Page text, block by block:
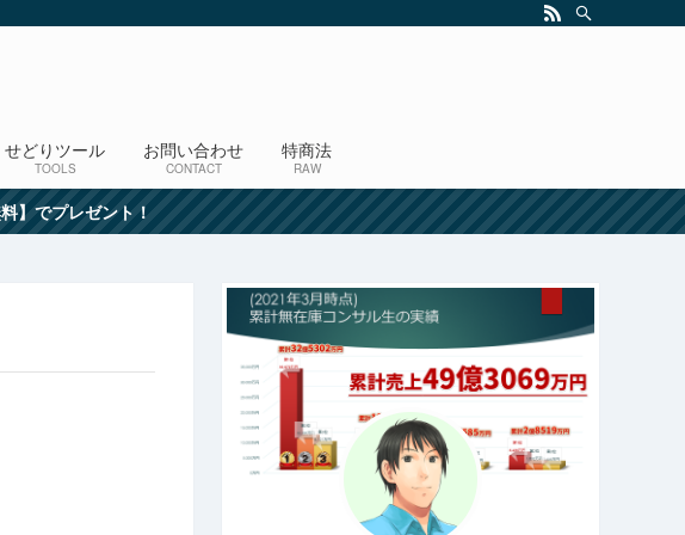
せどりツール
TOOLS
お問い合わせ
CONTACT
特商法
RAW
】でプレゼント！